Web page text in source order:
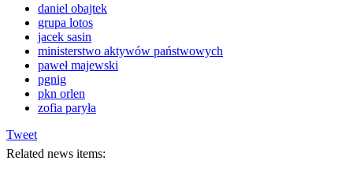
daniel obajtek
grupa lotos
jacek sasin
ministerstwo aktywów państwowych
paweł majewski
pgnig
pkn orlen
zofia paryła
Tweet
Related news items: